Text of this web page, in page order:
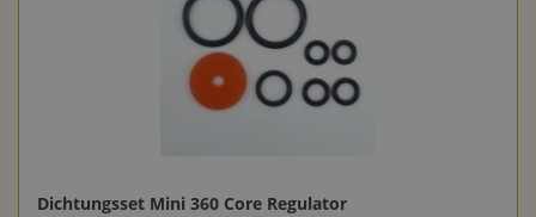
Dichtungsset Mini 360 Core Regulator